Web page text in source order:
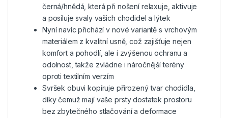
černá/hnědá, která při nošení relaxuje, aktivuje
a posiluje svaly vašich chodidel a lýtek
Nyní navíc přichází v nové variantě s vrchovým
materiálem z kvalitní usně, což zajišťuje nejen
komfort a pohodlí, ale i zvýšenou ochranu a
odolnost, takže zvládne i náročnější terény
oproti textilním verzím
Svršek obuvi kopíruje přirozený tvar chodidla,
díky čemuž mají vaše prsty dostatek prostoru
bez zbytečného stlačování a deformace